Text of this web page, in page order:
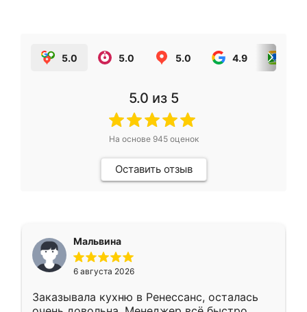
5.0 5.0 5.0 4.9
5.0 из 5
На основе 945оценок
Оставить отзыв
Мальвина
6 августа 2026
Заказывала кухню в Ренессанс, осталась